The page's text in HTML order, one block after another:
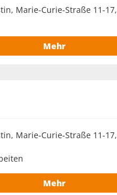
Marie-Curie-Straße 11-17,
Mehr
Marie-Curie-Straße 11-17,
Mehr